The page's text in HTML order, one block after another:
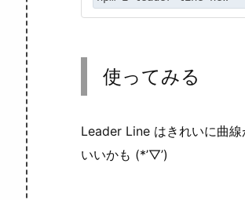
使ってみる
Leader Line はきれいに曲
いいかも (*’▽’)